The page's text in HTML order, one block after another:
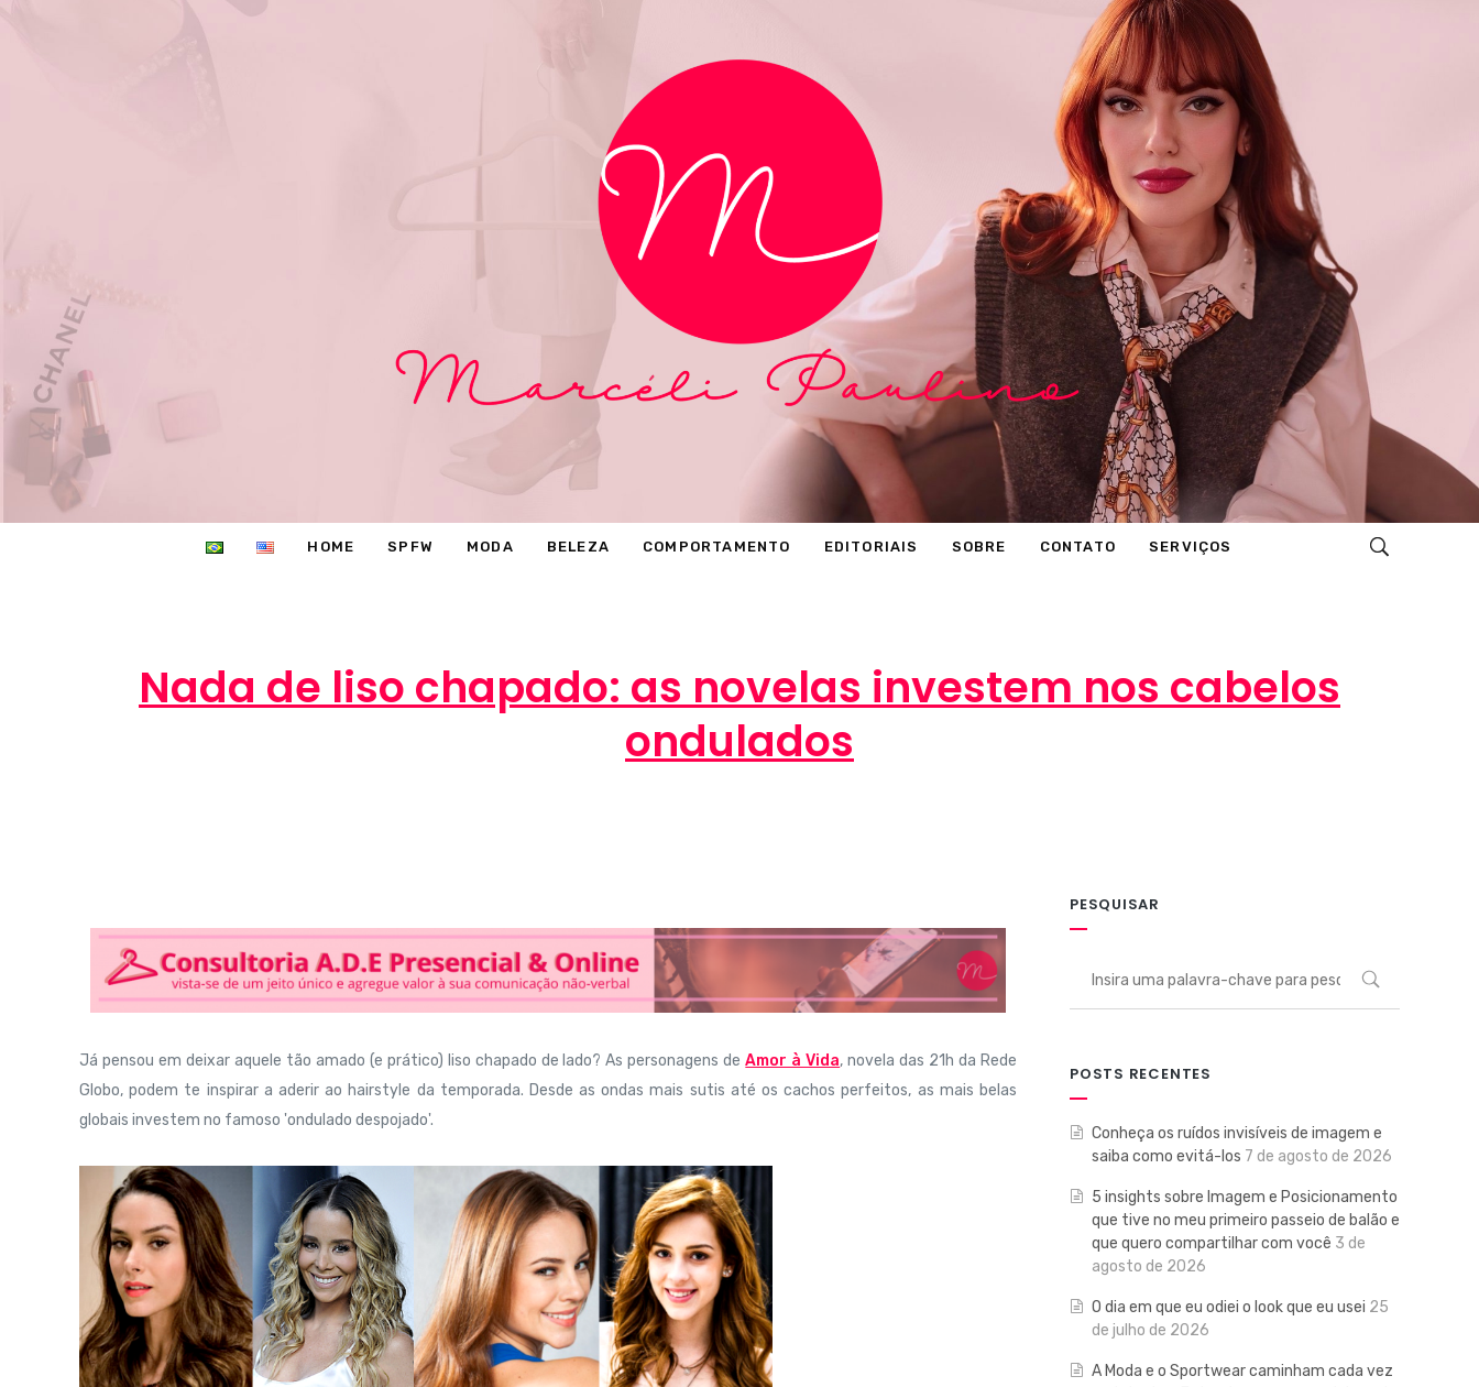
HOME SPFW MODA BELEZA COMPORTAMENTO EDITORIAIS SOBRE CONTATO SERVIÇOS
Nada de liso chapado: as novelas investem nos cabelos
ondulados
Já pensou em deixar aquele tão amado (e prático) liso chapado de lado? As personagens deAmor à Vida, novela das 21h da Rede
Globo, podem te inspirar a aderir ao hairstyle da temporada. Desde as ondas mais sutis até os cachos perfeitos, as mais belas
globais investem no famoso 'ondulado despojado'.
PESQUISAR
POSTS RECENTES
Conheça os ruídos invisíveis de imagem e
saiba como evitá-los 7 de agosto de 2026
5 insights sobre Imagem e Posicionamento
que tive no meu primeiro passeio de balão e
que quero compartilhar com você 3 de
agosto de 2026
O dia em que eu odiei o look que eu usei 25
de julho de 2026
A Moda e o Sportwear caminham cada vez